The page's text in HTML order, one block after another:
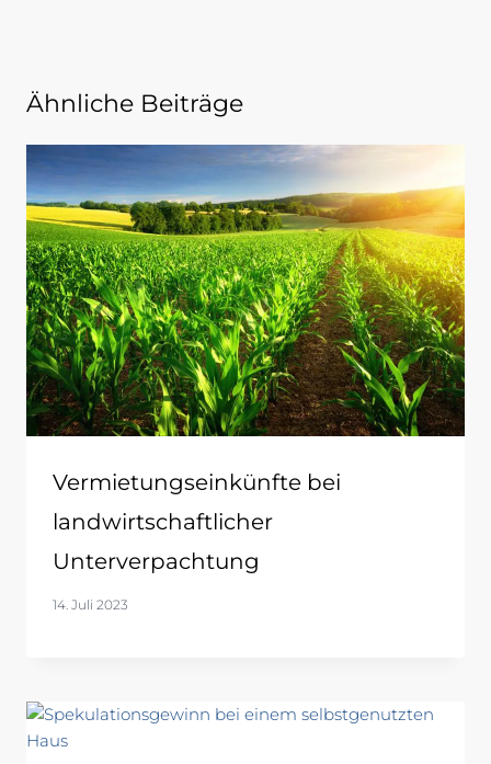
Ähnliche Beiträge
Vermietungseinkünfte bei
landwirtschaftlicher
Unterverpachtung
14. Juli 2023